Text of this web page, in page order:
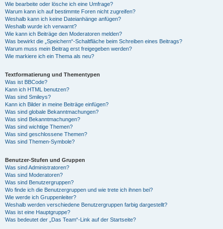
Wie bearbeite oder lösche ich eine Umfrage?
Warum kann ich auf bestimmte Foren nicht zugreifen?
Weshalb kann ich keine Dateianhänge anfügen?
Weshalb wurde ich verwarnt?
Wie kann ich Beiträge den Moderatoren melden?
Was bewirkt die „Speichern“-Schaltfläche beim Schreiben eines Beitrags?
Warum muss mein Beitrag erst freigegeben werden?
Wie markiere ich ein Thema als neu?
Textformatierung und Thementypen
Was ist BBCode?
Kann ich HTML benutzen?
Was sind Smileys?
Kann ich Bilder in meine Beiträge einfügen?
Was sind globale Bekanntmachungen?
Was sind Bekanntmachungen?
Was sind wichtige Themen?
Was sind geschlossene Themen?
Was sind Themen-Symbole?
Benutzer-Stufen und Gruppen
Was sind Administratoren?
Was sind Moderatoren?
Was sind Benutzergruppen?
Wo finde ich die Benutzergruppen und wie trete ich ihnen bei?
Wie werde ich Gruppenleiter?
Weshalb werden verschiedene Benutzergruppen farbig dargestellt?
Was ist eine Hauptgruppe?
Was bedeutet der „Das Team“-Link auf der Startseite?